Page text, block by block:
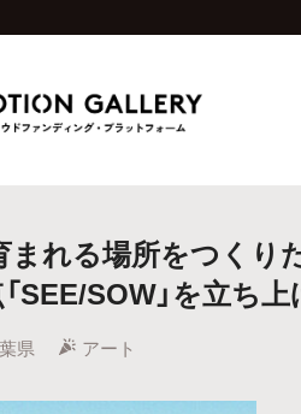
ロジェクト 終了間近のプロ
ーターから探す 特集から探す
まれる場所をつくり
SEE/SOW」を立ち上
県 アート